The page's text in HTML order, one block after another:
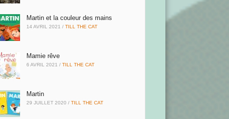
Martin et la couleur des mains
14 AVRIL 2021 /TILL THE CAT
Mamie rêve
6 AVRIL 2021 /TILL THE CAT
Martin
29 JUILLET 2020 /TILL THE CAT